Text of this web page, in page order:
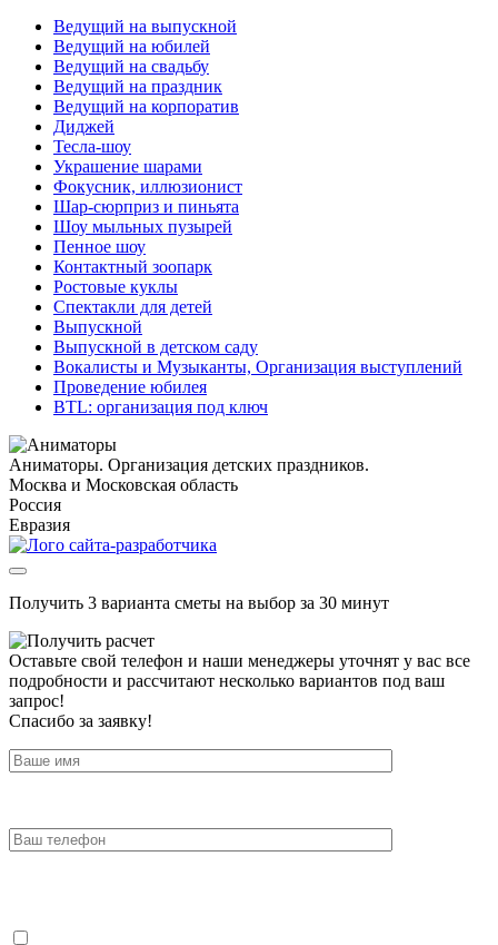
Ведущий на выпускной
Ведущий на юбилей
Ведущий на свадьбу
Ведущий на праздник
Ведущий на корпоратив
Диджей
Тесла-шоу
Украшение шарами
Фокусник, иллюзионист
Шар-сюрприз и пиньята
Шоу мыльных пузырей
Пенное шоу
Контактный зоопарк
Ростовые куклы
Спектакли для детей
Выпускной
Выпускной в детском саду
Вокалисты и Музыканты, Организация выступлений
Проведение юбилея
BTL: организация под ключ
Аниматоры. Организация детских праздников.
Москва и Московская область
Россия
Евразия
Получить 3 варианта сметы на выбор за 30 минут
Оставьте свой телефон и наши менеджеры уточнят у вас все
подробности и рассчитают несколько вариантов под ваш
запрос!
Спасибо за заявку!